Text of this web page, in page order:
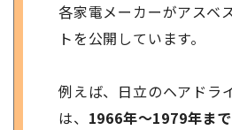
各家電メーカーがアスベ
トを公開しています。
例えば、日立のヘアドラ
は、 1966年～1979年ま